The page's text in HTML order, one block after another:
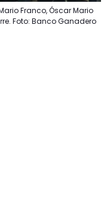
Franco, Óscar Mario
Foto: Banco Ganadero